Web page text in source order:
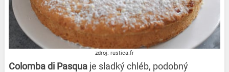
zdroj: rustica.fr
Colomba di Pasquaje sladký chléb, podobný